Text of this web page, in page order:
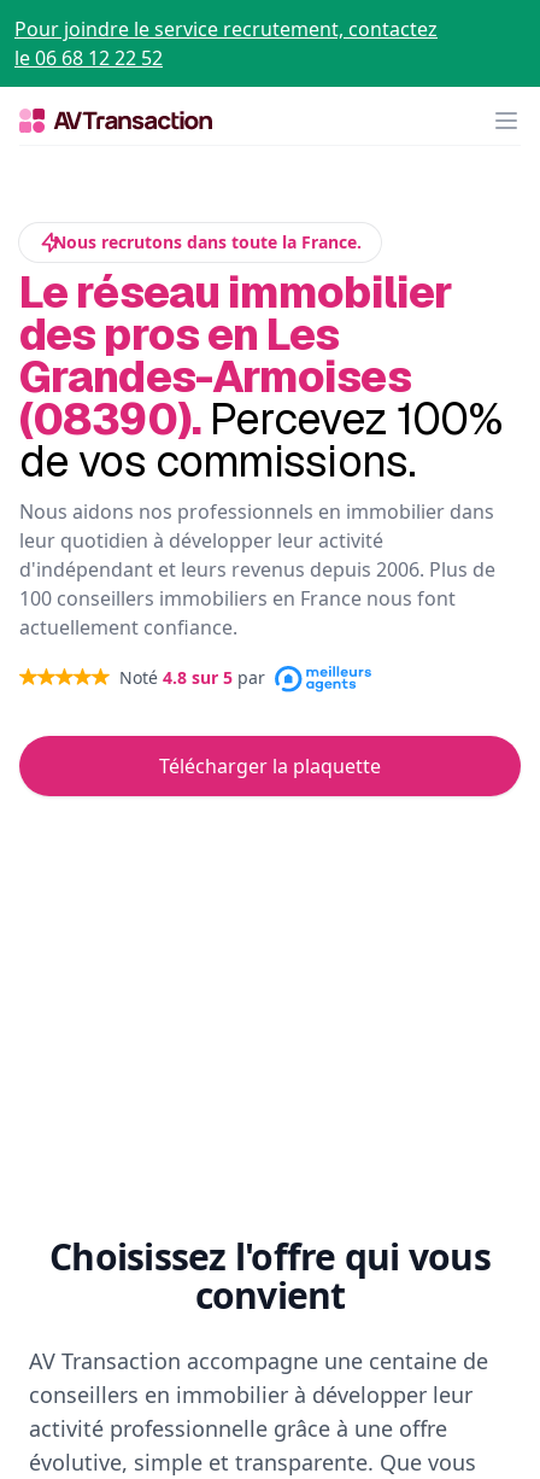
Pour joindre le service recrutement, contactez
le 06 68 12 22 52
Nous recrutons dans toute la France.
Le réseau immobilier
des pros en Les
Grandes-Armoises
(08390). Percevez 100%
de vos commissions.
Nous aidons nos professionnels en immobilier dans
leur quotidien à développer leur activité
d'indépendant et leurs revenus depuis 2006. Plus de
100 conseillers immobiliers en France nous font
actuellement confiance.
Noté 4.8 sur 5 par
Télécharger la plaquette
Choisissez l'offre qui vous
convient
AV Transaction accompagne une centaine de
conseillers en immobilier à développer leur
activité professionnelle grâce à une offre
évolutive, simple et transparente. Que vous